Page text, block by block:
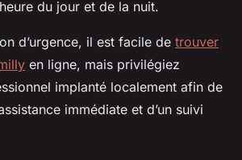
du jour et de la nuit.
d’urgence, il est facile de trouver
en ligne, mais privilégiez
implanté localement afin de
immédiate et d’un suivi